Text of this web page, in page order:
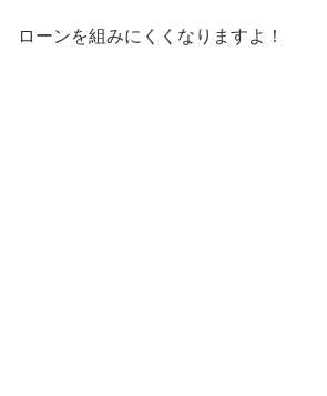
ローンを組みにくくなりますよ！